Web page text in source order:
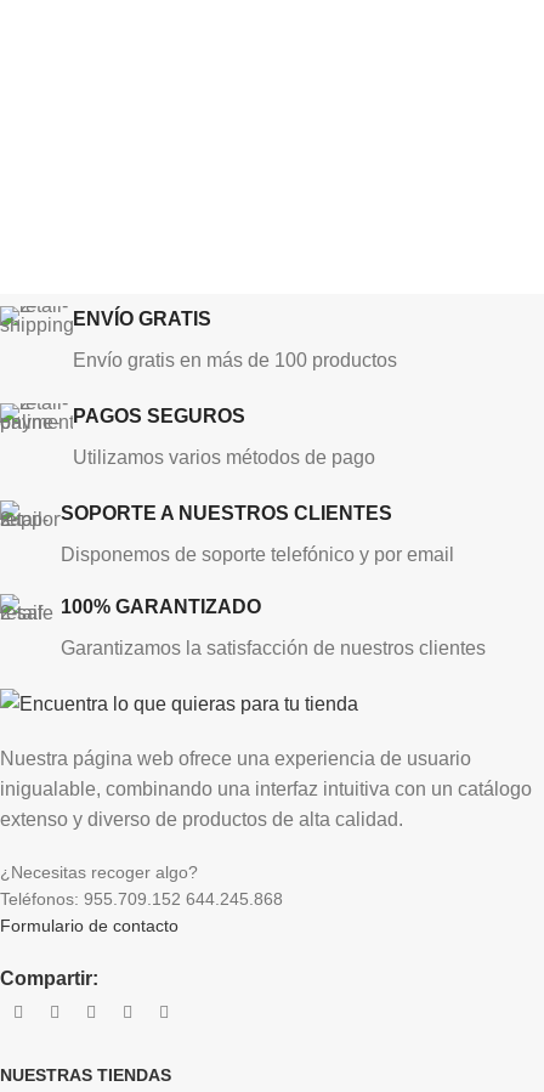
ENVÍO GRATIS
Envío gratis en más de 100 productos
PAGOS SEGUROS
Utilizamos varios métodos de pago
SOPORTE A NUESTROS CLIENTES
Disponemos de soporte telefónico y por email
100% GARANTIZADO
Garantizamos la satisfacción de nuestros clientes
Nuestra página web ofrece una experiencia de usuario
inigualable, combinando una interfaz intuitiva con un catálogo
extenso y diverso de productos de alta calidad.
¿Necesitas recoger algo?
Teléfonos: 955.709.152 644.245.868
Formulario de contacto
Compartir:
NUESTRAS TIENDAS